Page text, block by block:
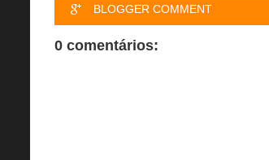
BLOGGER COMMENT
0 comentários: